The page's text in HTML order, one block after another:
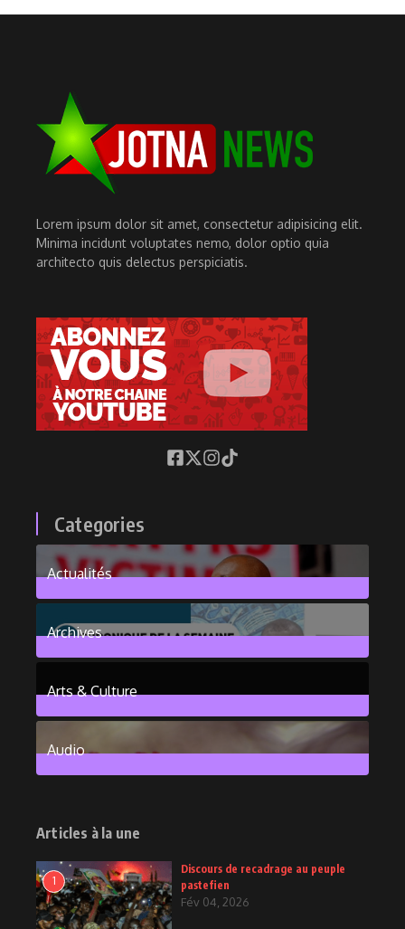
Lorem ipsum dolor sit amet, consectetur adipisicing elit.
Minima incidunt voluptates nemo, dolor optio quia
architecto quis delectus perspiciatis.
Categories
Actualités
376Posts
Archives
Arts & Culture
6Posts
Audio
Articles à la une
1
Discours de recadrage au peuple
pastefien
Fév 04, 2026